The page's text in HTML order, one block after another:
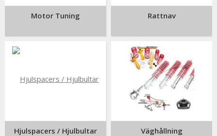
Motor Tuning Rattnav
Hjulspacers / Hjulbultar Väghållning